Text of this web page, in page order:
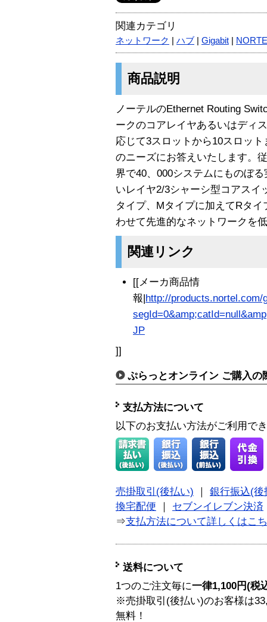
関連カテゴリ
ネットワーク ハブ Gigabit
商品説明
ノーテルのEthernet Routing
ークのコアレイヤあるいはディ
応じて3スロットから10スロッ
のニーズにお答えいたします。
界で40、000システムにものぼ
いレイヤ2/3シャーシ型コアスイ
タイプ、Mタイプに加えてRタ
わせて先進的なネットワークを
関連リンク
[[メーカ商品情
報|http://products.nortel.com/
JP
]]
ぷらっとオンライン ご購入の
支払方法について
以下のお支払い方法がご利用で
売掛取引(後払い) ｜ 銀行振込(後
換宅配便 ｜ セブンイレブン決済
⇒支払方法について詳しくはこ
送料について
1つのご注文毎に一律1,100円(税
※売掛取引(後払い)のお客様は
無料！